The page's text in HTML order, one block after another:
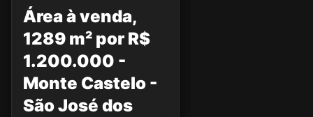
Área à venda,
1289 m² por R$
1.200.000 -
Monte Castelo -
São José dos